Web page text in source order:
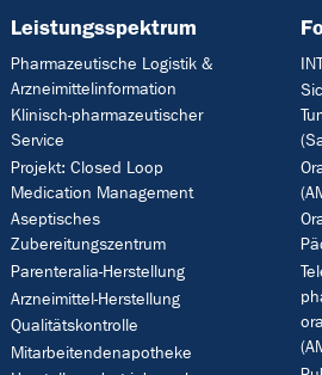
Leistungsspektrum
Pharmazeutische Logistik &
Arzneimittelinformation
Klinisch-pharmazeutischer
Service
Projekt: Closed Loop
Medication Management
Aseptisches
Zubereitungszentrum
Parenteralia-Herstellung
Arzneimittel-Herstellung
Qualitätskontrolle
Mitarbeitendenapotheke